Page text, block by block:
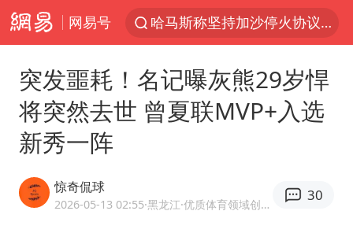
网易号
哈马斯称坚持加沙停火协议路线图
独闯南太行的失联女生最后轨迹已确认
美将每月供乌爱国者拦截导弹
央视新主播李秋莹母校发文祝贺
突发噩耗！名记曝灰熊29岁悍
将突然去世 曾夏联MVP+入选
新秀一阵
惊奇侃球
2026-05-13 02:55·黑龙江 ·优质体育领域创作者
30